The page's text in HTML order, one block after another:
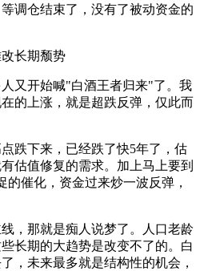
调仓结束了，没有了被动资金的
长期颓势
又开始喊"白酒王者归来"了。我
的上涨，就是超跌反弹，仅此而
跌下来，已经跌了快5年了，估
估值修复的需求。加上马上要到
的催化，资金过来炒一波反弹，
，那就是痴人说梦了。人口老龄
长期的大趋势是改变不了的。白
，未来最多就是结构性的机会，